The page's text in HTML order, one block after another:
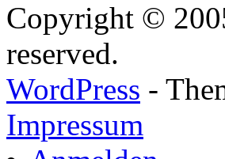
Copyright ©
reserved.
WordPress -
Impressum